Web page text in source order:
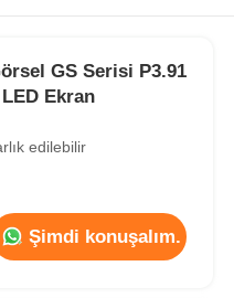
GS Serisi P3.91
Ekran
edilebilir
Şimdi konuşalım.